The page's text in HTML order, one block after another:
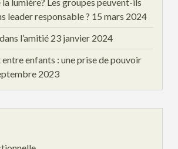
leader responsable ? 15 mars 2024
l’amitié 23 janvier 2024
enfants : une prise de pouvoir
2023